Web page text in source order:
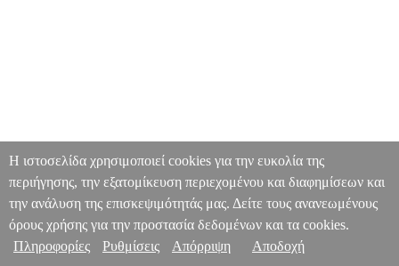
Η ιστοσελίδα χρησιμοποιεί cookies για την ευκολία της
περιήγησης, την εξατομίκευση περιεχομένου και διαφημίσεων και
την ανάλυση της επισκεψιμότητάς μας. Δείτε τους ανανεωμένους
όρους χρήσης για την προστασία δεδομένων και τα cookies.
Πληροφορίες
Ρυθμίσεις Απόρριψη Αποδοχή